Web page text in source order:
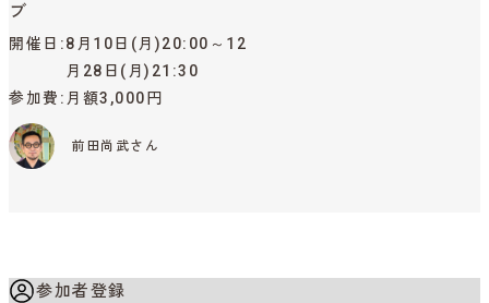
ブ
開催日
8月10日(月)20:00～12
月28日(月)21:30
参加費
月額3,000円
前田尚武さん
参加者登録